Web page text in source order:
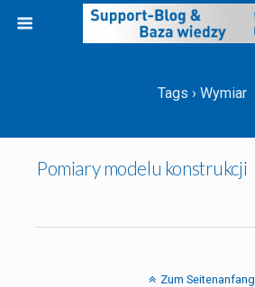
Tags › Wymiar
Pomiary modelu konstrukcji
Zum Seitenanfang